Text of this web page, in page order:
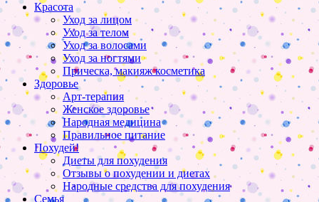
Красота
Уход за лицом
Уход за телом
Уход за волосами
Уход за ногтями
Прическа, макияж косметика
Здоровье
Арт-терапия
Женское здоровье
Народная медицина
Правильное питание
Похудей!
Диеты для похудения
Отзывы о похудении и диетах
Народные средства для похудения
Семья